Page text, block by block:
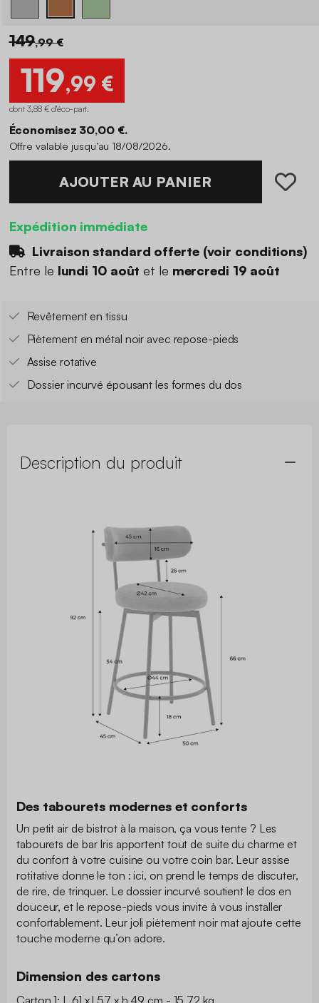
149,99 €
119,99 €
dont 3,88 € d'éco-part.
Économisez 30,00 €.
Offre valable jusqu’au 18/08/2026.
AJOUTER AU PANIER
Expédition immédiate
Livraison standard offerte (voir conditions)
Entre le lundi 10 août et le mercredi 19 août
Revêtement en tissu
Piètement en métal noir avec repose-pieds
Assise rotative
Dossier incurvé épousant les formes du dos
Description du produit
Des tabourets modernes et conforts
Un petit air de bistrot à la maison, ça vous tente ? Les
tabourets de bar Iris apportent tout de suite du charme et
du confort à votre cuisine ou votre coin bar. Leur assise
rotitative donne le ton : ici, on prend le temps de discuter,
de rire, de trinquer. Le dossier incurvé soutient le dos en
douceur, et le repose-pieds vous invite à vous installer
confortablement. Leur joli piètement noir mat ajoute cette
touche moderne qu’on adore.
Dimension des cartons
Carton 1: L 61 x l 57 x h 49 cm - 15.72 kg